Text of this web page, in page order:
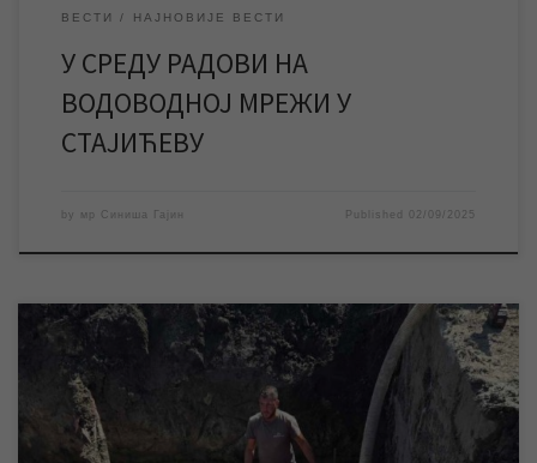
ВЕСТИ НАЈНОВИЈЕ ВЕСТИ
У СРЕДУ РАДОВИ НА
ВОДОВОДНОЈ МРЕЖИ У
СТАЈИЋЕВУ
by мр Синиша Гајин Published 02/09/2025
Део радова на санацији хаварије на магистралном воду на
изворишту је синоћ успешно завршен и око 20 часова је
обезбеђено снабдевање града водом слабијег притиска које